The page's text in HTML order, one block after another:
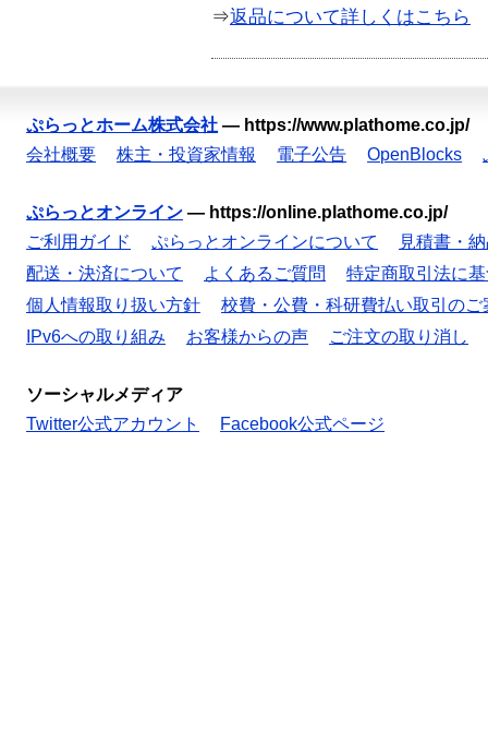
⇒返品について詳しくはこちら
ぷらっとホーム株式会社 — https://www.plathome.co.jp/
会社概要
株主・投資家情報 電子公告 OpenBlocks
ぷらっとオンライン — https://online.plathome.co.jp/
ご利用ガイド
ぷらっとオンラインについて
見積書・
配送・決済について
よくあるご質問
特定商取引法に
個人情報取り扱い方針
校費・公費・科研費払い取引のご
IPv6への取り組み
お客様からの声 ご注文の取り消し
ソーシャルメディア
Twitter公式アカウント
Facebook公式ページ